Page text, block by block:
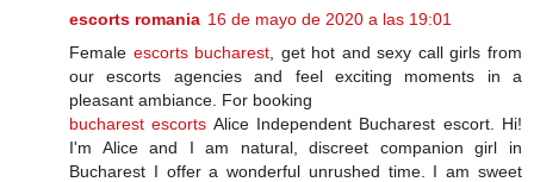
escorts romania 16 de mayo de 2020 a las 19:01
Female escorts bucharest , get hot and sexy call girls from
our escorts agencies and feel exciting moments in a
pleasant ambiance. For booking
bucharest escorts Alice Independent Bucharest escort. Hi!
I'm Alice and I am natural, discreet companion girl in
Bucharest I offer a wonderful unrushed time. I am sweet